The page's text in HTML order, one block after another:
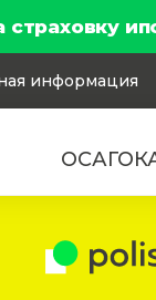
страховку
информация
ОСАГО